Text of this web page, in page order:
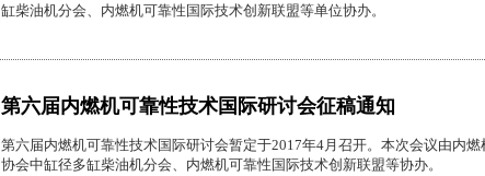
缸柴油机分会、内燃机可靠性国际技术创新联盟等单位协办。
第六届内燃机可靠性技术国际研讨会征稿通知
第六届内燃机可靠性技术国际研讨会暂定于2017年4月召开。本次会议由内
协会中缸径多缸柴油机分会、内燃机可靠性国际技术创新联盟等协办。